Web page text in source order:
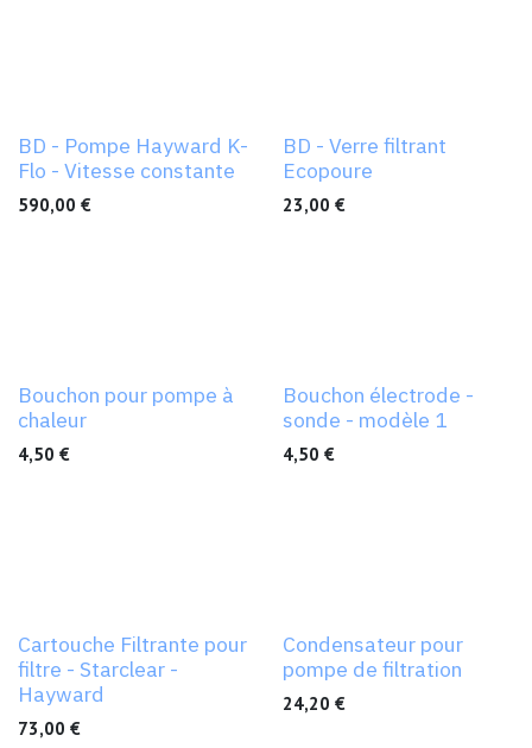
BD - Pompe Hayward K-
Flo - Vitesse constante
590,00 €
BD - Verre filtrant
Ecopoure
23,00 €
Bouchon pour pompe à
chaleur
4,50 €
Bouchon électrode -
sonde - modèle 1
4,50 €
Cartouche Filtrante pour
filtre - Starclear -
Hayward
73,00 €
Condensateur pour
pompe de filtration
24,20 €